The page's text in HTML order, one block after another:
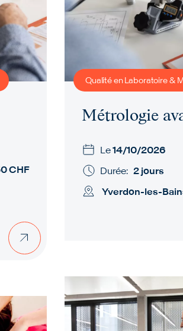
CHF
Qualité en Laboratoire &
Métrologie
Le14/10/2026
Durée: 2 jours
Yverdon-les-